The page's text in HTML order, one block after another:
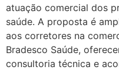
atuação comercial dos
saúde. A proposta é
aos corretores na
Bradesco Saúde,
consultoria técnica e